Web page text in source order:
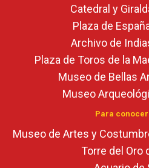
Catedral y
Plaza de
Archivo de
Plaza de Toros de la
Museo de Bellas
Museo
Para
Museo de Artes y
Torre del Oro